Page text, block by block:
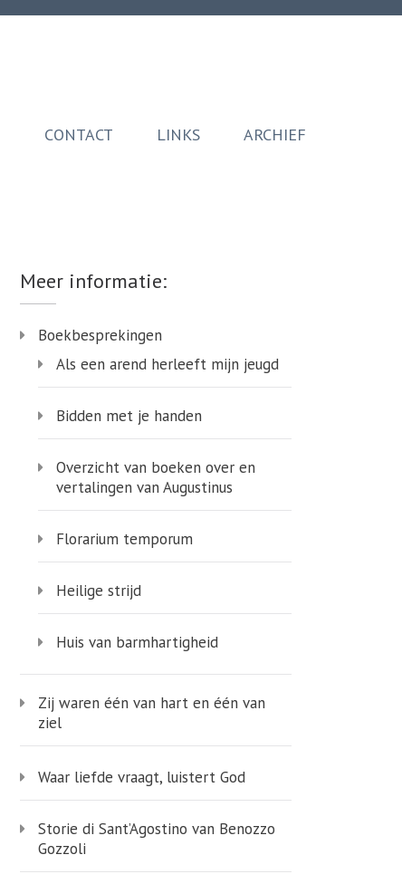
CONTACT LINKS ARCHIEF
Meer informatie:
Boekbesprekingen
Als een arend herleeft mijn jeugd
Bidden met je handen
Overzicht van boeken over en
vertalingen van Augustinus
Florarium temporum
Heilige strijd
Huis van barmhartigheid
Zij waren één van hart en één van
ziel
Waar liefde vraagt, luistert God
Storie di Sant’Agostino van Benozzo
Gozzoli